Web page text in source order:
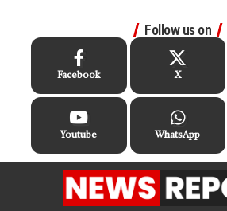
Follow us on
Facebook X
Youtube WhatsApp